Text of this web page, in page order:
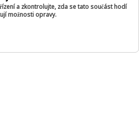
a zkontrolujte, zda se tato součást hodí
možnosti opravy.